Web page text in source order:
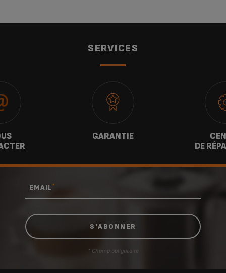
SERVICES
GARANTIE
DE
EMAIL*
* Champ obligatoire